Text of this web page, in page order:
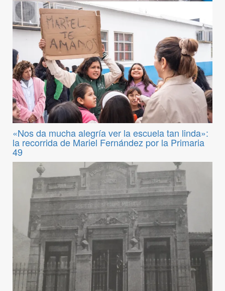
«Nos da mucha alegría ver la escuela tan linda»:
la recorrida de Mariel Fernández por la Primaria
49